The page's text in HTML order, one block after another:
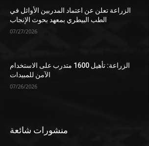
الزراعة تعلن عن اعتماد المدربين الأوائل في
الطب البيطري بمعهد بحوث الإنجاب
07/27/2026
الزراعة: تأهيل 1600 متدرب على الاستخدام
الآمن للمبيدات
07/26/2026
منشورات شائعة